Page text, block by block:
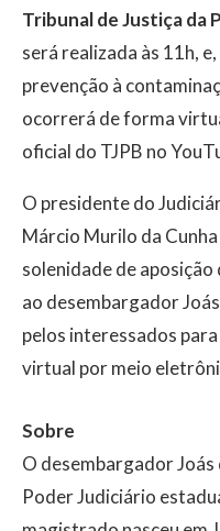
Tribunal de Justiça da
será realizada às 11h,
prevenção à
ocorrerá de forma
oficial do TJPB no
O presidente do
Márcio Murilo da
solenidade de
ao desembargador
pelos interessados
virtual por meio
Sobre
O desembargador
Poder Judiciário